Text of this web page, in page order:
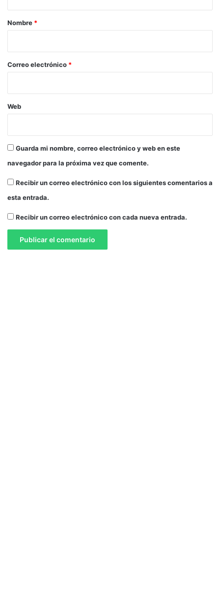
r
o
T
l
i
m
r
e
s
d
e
n
i
a
l
n
P
r
r
*
Nombre *
Correo electrónico *
Web
Guarda mi nombre, correo electrónico y web en este
navegador para la próxima vez que comente.
Recibir un correo electrónico con los siguientes comentarios a
esta entrada.
Recibir un correo electrónico con cada nueva entrada.